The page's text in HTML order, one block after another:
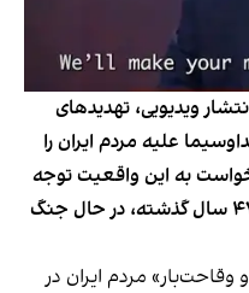
ویدیویی، تهدیدهای
علیه مردم ایران را
به این واقعیت توجه
کنند که جمهوری اسلامی همچون ۴۷ سال گذشته، در حال جنگ
وقاحت‌بار» مردم ایران در